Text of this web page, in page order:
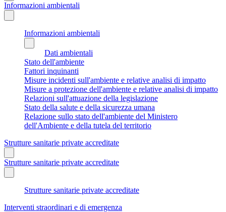
Informazioni ambientali
Informazioni ambientali
Dati ambientali
Stato dell'ambiente
Fattori inquinanti
Misure incidenti sull'ambiente e relative analisi di impatto
Misure a protezione dell'ambiente e relative analisi di impatto
Relazioni sull'attuazione della legislazione
Stato della salute e della sicurezza umana
Relazione sullo stato dell'ambiente del Ministero
dell'Ambiente e della tutela del territorio
Strutture sanitarie private accreditate
Strutture sanitarie private accreditate
Strutture sanitarie private accreditate
Interventi straordinari e di emergenza